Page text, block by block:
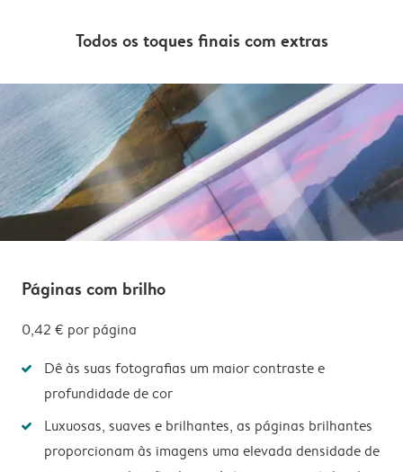
Todos os toques finais com extras
Páginas com brilho
0,42 € por página
Dê às suas fotografias um maior contraste e
profundidade de cor
Luxuosas, suaves e brilhantes, as páginas brilhantes
proporcionam às imagens uma elevada densidade de